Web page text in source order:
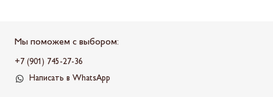
Мы поможем с выбором:
+7 (901) 745-27-36
Написать в WhatsApp